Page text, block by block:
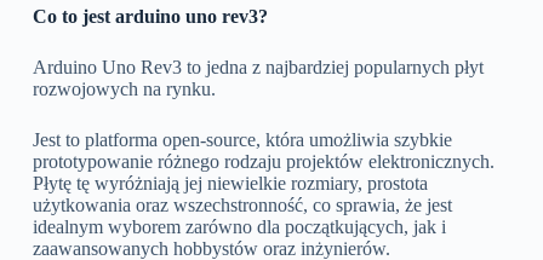
Co to jest arduino uno rev3?
Arduino Uno Rev3 to jedna z najbardziej popularnych płyt
rozwojowych na rynku.
Jest to platforma open-source, która umożliwia szybkie
prototypowanie różnego rodzaju projektów elektronicznych.
Płytę tę wyróżniają jej niewielkie rozmiary, prostota
użytkowania oraz wszechstronność, co sprawia, że jest
idealnym wyborem zarówno dla początkujących, jak i
zaawansowanych hobbystów oraz inżynierów.